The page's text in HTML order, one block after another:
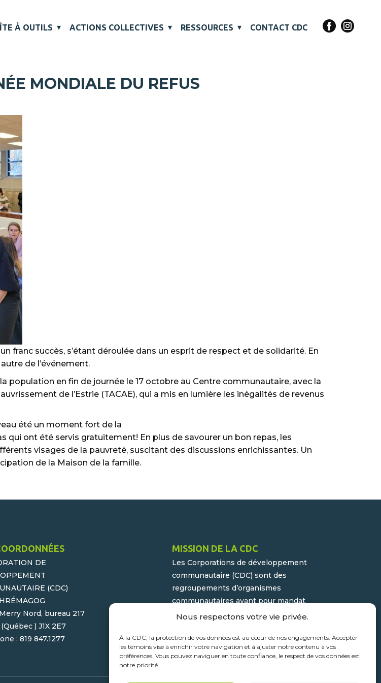
Nous respectons votre vie privée.
À la CDC, la protection de vos données est au cœur de nos engagements. Accepter
les témoins vise à enrichir votre navigation et à ajuster notre contenu à vos
préférences. Vous pouvez naviguer en toute confiance, le respect de vos données est
notre priorité.
À OUTILS ACTIONS COLLECTIVES RESSOURCES CONTACT CDC
MONDIALE DU REFUS
franc succès, s’étant déroulée dans un esprit de respect et de solidarité. En
de l’événement.
population en fin de journée le 17 octobre au Centre communautaire, avec la
de l’Estrie (TACAE), qui a mis en lumière les inégalités de revenus
été un moment fort de la
qui ont été servis gratuitement! En plus de savourer un bon repas, les
visages de la pauvreté, suscitant des discussions enrichissantes. Un
de la Maison de la famille.
DE
(CDC)
Nord, bureau 217
) J1X 2E7
: 819 847.1277
MISSION DE LA CDC
Les Corporations de développement
communautaire (CDC) sont des
regroupements d’organismes
communautaires ayant pour mandat
d’assurer la participation active du
développement socioéconomique de
leur milieu.